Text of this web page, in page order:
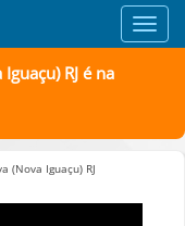
RJ é na
(Nova Iguaçu) RJ